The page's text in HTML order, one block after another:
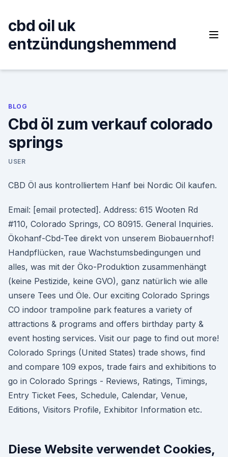
content
cbd oil uk
entzündungshemmend
BLOG
Cbd öl zum verkauf colorado
springs
USER
CBD Öl aus kontrolliertem Hanf bei Nordic Oil kaufen.
Email: [email protected]. Address: 615 Wooten Rd
#110, Colorado Springs, CO 80915. General Inquiries.
Ökohanf-Cbd-Tee direkt von unserem Biobauernhof!
Handpflücken, raue Wachstumsbedingungen und
alles, was mit der Öko-Produktion zusammenhängt
(keine Pestizide, keine GVO), ganz natürlich wie alle
unsere Tees und Öle. Our exciting Colorado Springs
CO indoor trampoline park features a variety of
attractions & programs and offers birthday party &
event hosting services. Visit our page to find out more!
Colorado Springs (United States) trade shows, find
and compare 109 expos, trade fairs and exhibitions to
go in Colorado Springs - Reviews, Ratings, Timings,
Entry Ticket Fees, Schedule, Calendar, Venue,
Editions, Visitors Profile, Exhibitor Information etc.
Diese Website verwendet Cookies,